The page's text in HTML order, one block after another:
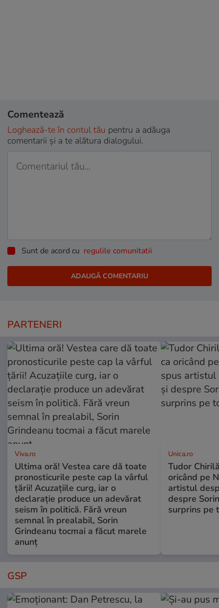
Comentează
Loghează-te în contul tău pentru a adăuga
comentarii și a te alătura dialogului.
Sunt de acord cu regulile comunitatii
PARTENERI
Viva.ro
Ultima oră! Vestea care dă toate
pronosticurile peste cap la vârful
țării! Acuzațiile curg, iar o
declarație produce un adevărat
seism în politică. Fără vreun
semnal în prealabil, Sorin
Grindeanu tocmai a făcut marele
anunț
Unica.ro
Tudor
oricând pe
artistul
despre
surprins pe
GSP